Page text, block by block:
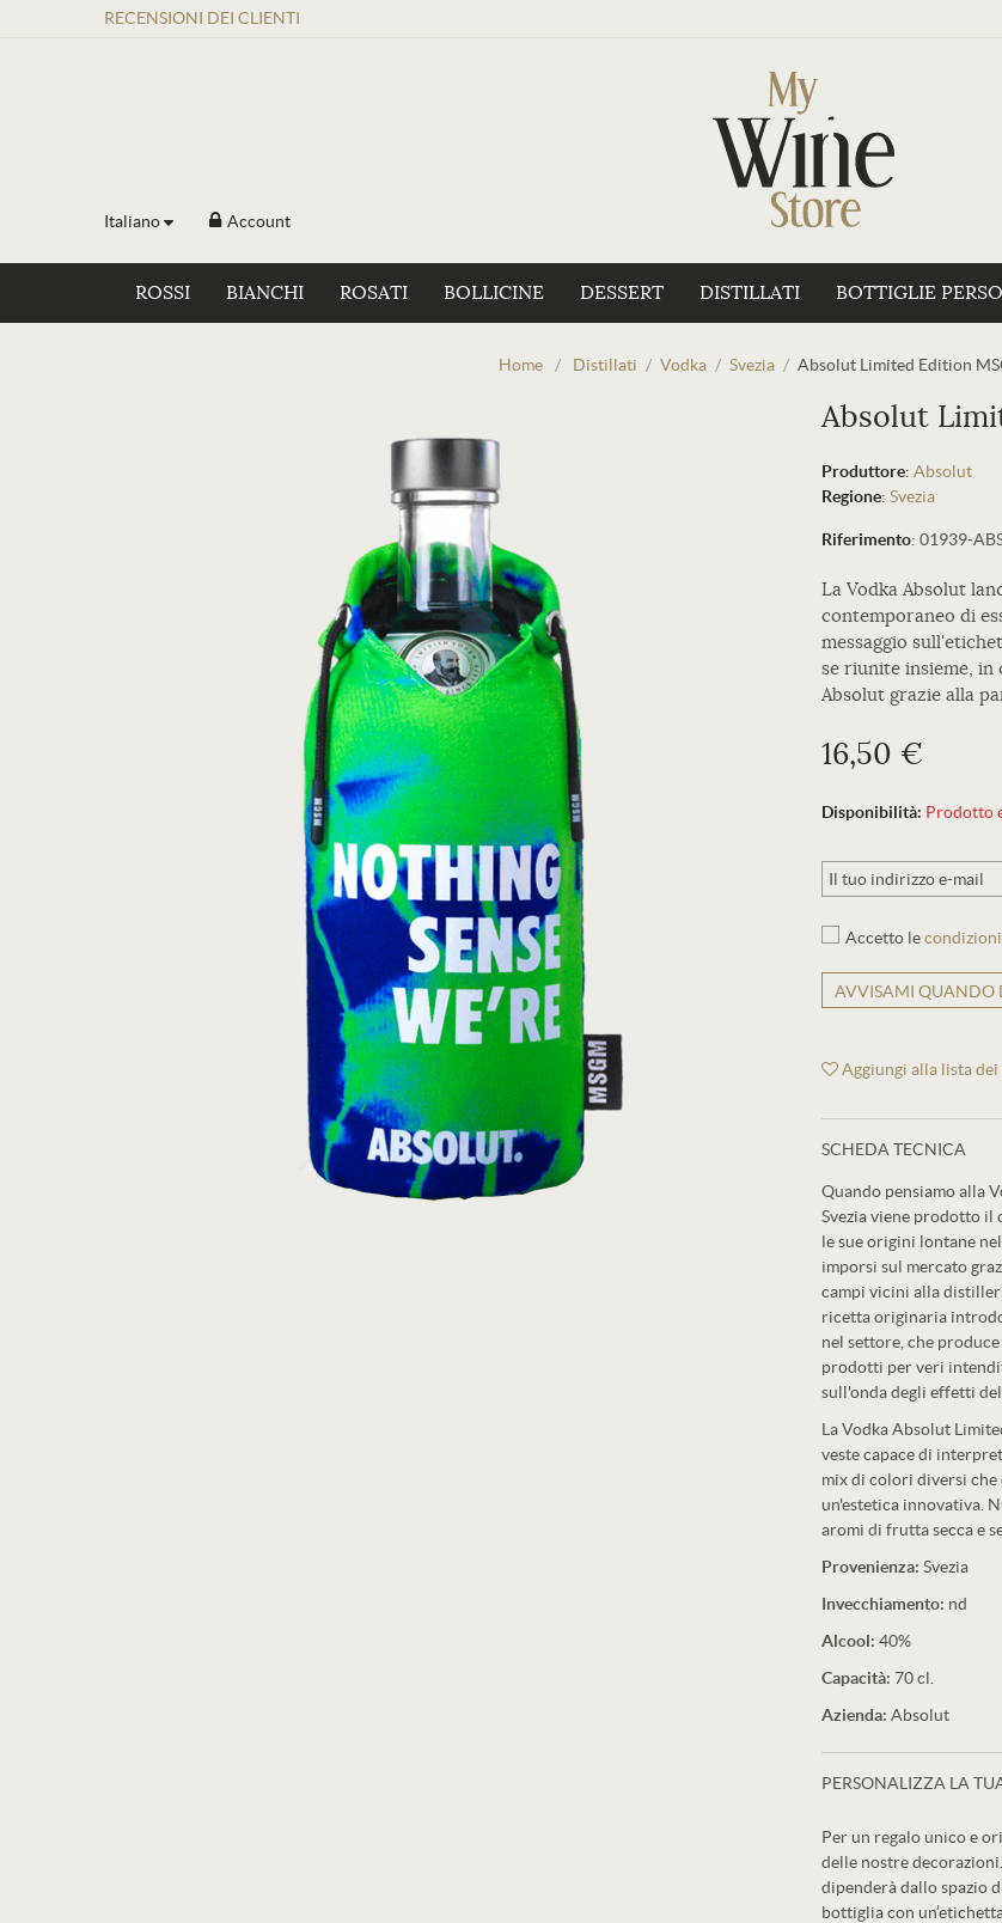
RECENSIONI DEI CLIENTI
Italiano Account
ROSSI BIANCHI ROSATI BOLLICINE DESSERT DISTILLATI BOTTIGLIE
Home / Distillati / Vodka / Svezia / Absolut Limited Edition
Absolut
Produttore: Absolut
Regione: Svezia
Riferimento: 01939-
La Vodka Absolut
contemporaneo di
messaggio
se riunite insieme,
Absolut grazie alla
16,50 €
Disponibilità: Prodotto
Accetto le
AVVISAMI QUANDO
Aggiungi alla lista
SCHEDA TECNICA
Quando pensiamo alla
Svezia viene prodotto il
le sue origini lontane
imporsi sul mercato
campi vicini alla
ricetta originaria
nel settore, che
prodotti per veri
sull'onda degli effetti
La Vodka Absolut
veste capace di
mix di colori diversi che
un'estetica innovativa.
aromi di frutta secca e
Provenienza: Svezia
Invecchiamento: nd
Alcool: 40%
Capacità: 70 cl.
Azienda: Absolut
PERSONALIZZA LA
Per un regalo unico e
delle nostre
dipenderà dallo spazio
bottiglia con